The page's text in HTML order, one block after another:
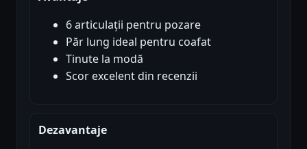
6 articulații pentru pozare
Păr lung ideal pentru coafat
Tinute la modă
Scor excelent din recenzii
Dezavantaje